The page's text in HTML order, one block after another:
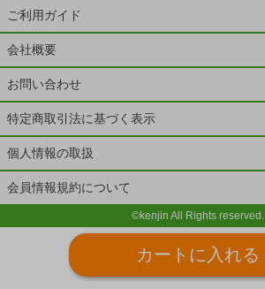
ご利用ガイド
会社概要
お問い合わせ
特定商取引法に基づく表示
個人情報の取扱
会員情報規約について
©kenjin All Rights reserved.
カートに入れる